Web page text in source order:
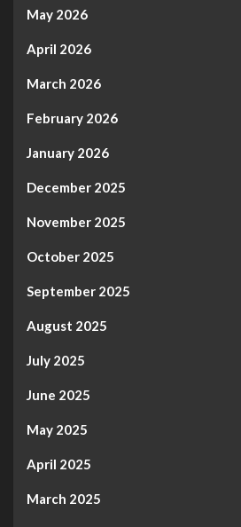
May 2026
April 2026
March 2026
February 2026
January 2026
December 2025
November 2025
October 2025
September 2025
August 2025
July 2025
June 2025
May 2025
April 2025
March 2025